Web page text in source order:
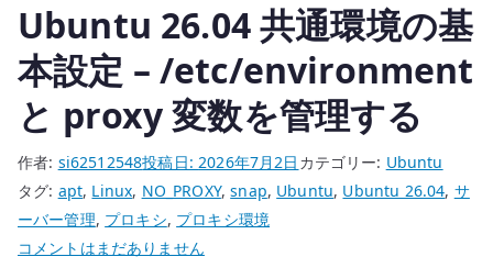
確
認
す
る
へ
の
Ubuntu 26.04 共通環境の基
本設定 – /etc/environment
と proxy 変数を管理する
作者: si62512548投稿日: 2026年7月2日 カテゴリー: Ubuntu
タグ: apt, Linux, NO_PROXY,snap, Ubuntu, Ubuntu 26.04, サ
ーバー管理, プロキシ, プロキシ環境
Ubuntu
コメントはまだありません